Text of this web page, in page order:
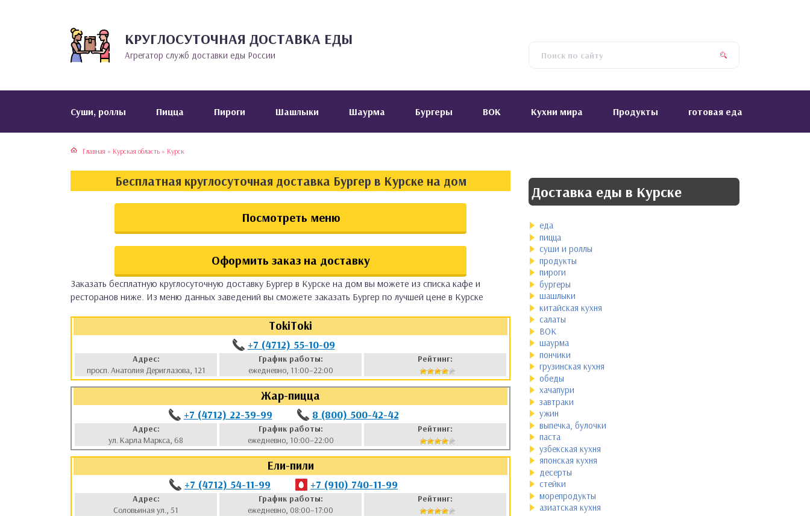
КРУГЛОСУТОЧНАЯ ДОСТАВКА ЕДЫ
Агрегатор служб доставки еды России
Cуши, роллы Пицца Пироги Шашлыки Шаурма Бургеры ВОК Кухни мира Продукты готовая еда
Главная » Курская область » Курск
Бесплатная круглосуточная доставка Бургер в Курске на дом
Посмотреть меню
Оформить заказ на доставку
Заказать бесплатную круглосуточную доставку Бургер в Курске на дом вы можете из списка кафе и
ресторанов ниже. Из меню данных заведений вы сможете заказать Бургер по лучшей цене в Курске
TokiToki
+7 (4712) 55-10-09
Адрес:
просп. Анатолия Дериглазова, 121
График работы:
ежедневно, 11:00–22:00
Рейтинг:
Жар-пицца
+7 (4712) 22-39-99 8 (800) 500-42-42
Адрес:
ул. Карла Маркса, 68
График работы:
ежедневно, 10:00–22:00
Рейтинг:
Ели-пили
+7 (4712) 54-11-99 +7 (910) 740-11-99
Адрес:
Соловьиная ул., 51
График работы:
ежедневно, 08:00–17:00
Рейтинг:
Доставка еды в Курске
еда
пицца
суши и роллы
продукты
пироги
бургеры
шашлыки
китайская кухня
салаты
ВОК
шаурма
пончики
грузинская кухня
обеды
хачапури
завтраки
ужин
выпечка, булочки
паста
узбекская кухня
японская кухня
десерты
стейки
морепродукты
азиатская кухня
кухня